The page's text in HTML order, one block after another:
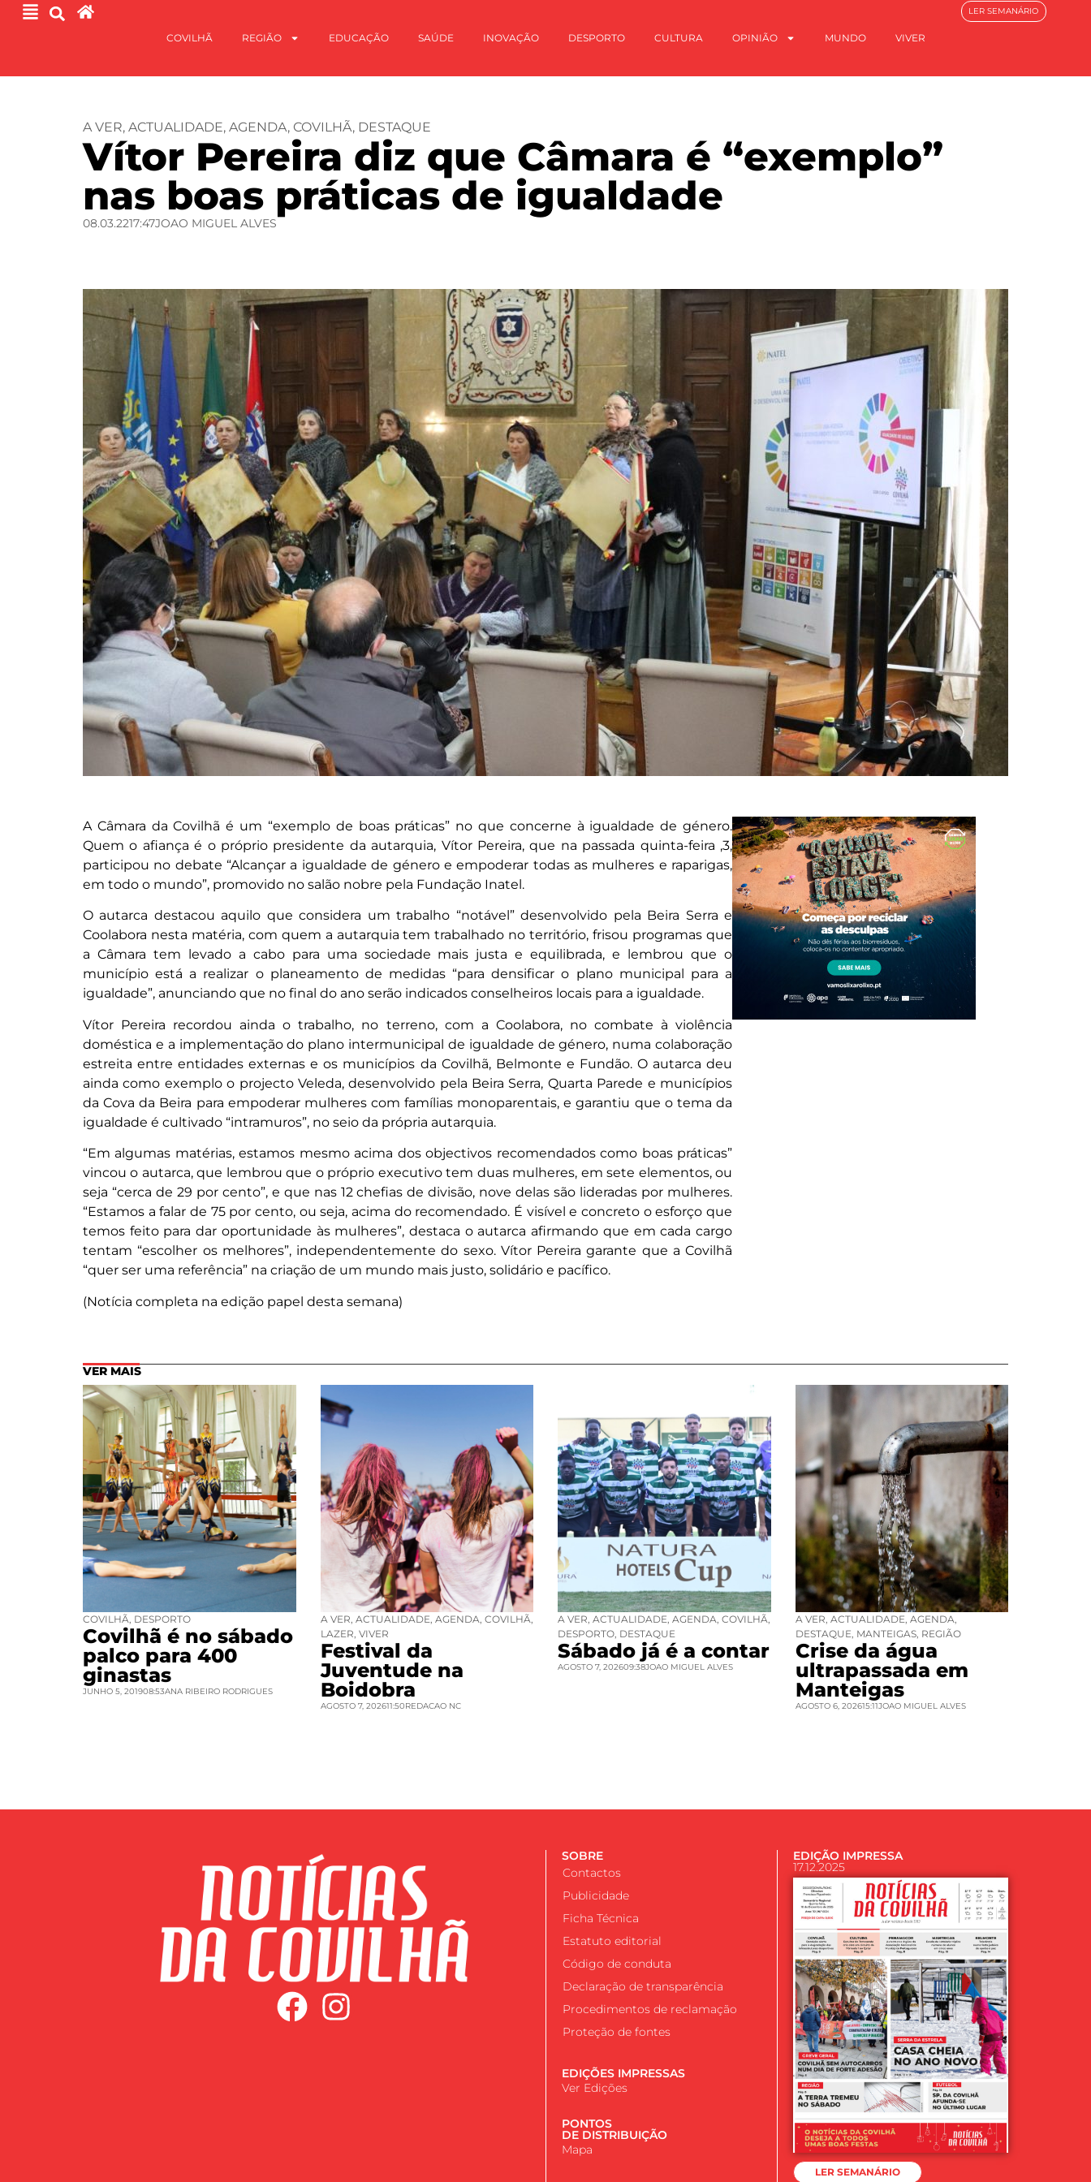
COVILHÃ REGIÃO EDUCAÇÃO SAÚDE INOVAÇÃO DESPORTO CULTURA OPINIÃO MUNDO VIVER
LER SEMANÁRIO
A VER, ACTUALIDADE, AGENDA, COVILHÃ, DESTAQUE
Vítor Pereira diz que Câmara é “exemplo”
nas boas práticas de igualdade
08.03.2217:47JOAO MIGUEL ALVES
A Câmara da Covilhã é um “exemplo de boas práticas” no que concerne à igualdade de género.
Quem o afiança é o próprio presidente da autarquia, Vítor Pereira, que na passada quinta-feira ,3,
participou no debate “Alcançar a igualdade de género e empoderar todas as mulheres e raparigas,
em todo o mundo”, promovido no salão nobre pela Fundação Inatel.
O autarca destacou aquilo que considera um trabalho “notável” desenvolvido pela Beira Serra e
Coolabora nesta matéria, com quem a autarquia tem trabalhado no território, frisou programas que
a Câmara tem levado a cabo para uma sociedade mais justa e equilibrada, e lembrou que o
município está a realizar o planeamento de medidas “para densificar o plano municipal para a
igualdade”, anunciando que no final do ano serão indicados conselheiros locais para a igualdade.
Vítor Pereira recordou ainda o trabalho, no terreno, com a Coolabora, no combate à violência
doméstica e a implementação do plano intermunicipal de igualdade de género, numa colaboração
estreita entre entidades externas e os municípios da Covilhã, Belmonte e Fundão. O autarca deu
ainda como exemplo o projecto Veleda, desenvolvido pela Beira Serra, Quarta Parede e municípios
da Cova da Beira para empoderar mulheres com famílias monoparentais, e garantiu que o tema da
igualdade é cultivado “intramuros”, no seio da própria autarquia.
“Em algumas matérias, estamos mesmo acima dos objectivos recomendados como boas práticas”
vincou o autarca, que lembrou que o próprio executivo tem duas mulheres, em sete elementos, ou
seja “cerca de 29 por cento”, e que nas 12 chefias de divisão, nove delas são lideradas por mulheres.
“Estamos a falar de 75 por cento, ou seja, acima do recomendado. É visível e concreto o esforço que
temos feito para dar oportunidade às mulheres”, destaca o autarca afirmando que em cada cargo
tentam “escolher os melhores”, independentemente do sexo. Vítor Pereira garante que a Covilhã
“quer ser uma referência” na criação de um mundo mais justo, solidário e pacífico.
(Notícia completa na edição papel desta semana)
VER MAIS
COVILHÃ DESPORTO
Covilhã é no sábado
palco para 400
ginastas
JUNHO 5, 201908:53ANA RIBEIRO RODRIGUES
A VER ACTUALIDADE AGENDA COVILHÃ
LAZER VIVER
Festival da
Juventude na
Boidobra
AGOSTO 7, 202611:50REDACAO NC
A VER ACTUALIDADE AGENDA COVILHÃ
DESPORTO DESTAQUE
Sábado já é a contar
AGOSTO 7, 202609:38JOAO MIGUEL ALVES
A VER ACTUALIDADE AGENDA
DESTAQUE MANTEIGAS, REGIÃO
Crise da água
ultrapassada em
Manteigas
AGOSTO 6, 202615:11JOAO MIGUEL ALVES
SOBRE
Contactos
Publicidade
Ficha Técnica
Estatuto editorial
Código de conduta
Declaração de transparência
Procedimentos de reclamação
Proteção de fontes
EDIÇÕES IMPRESSAS
Ver Edições
PONTOS
DE DISTRIBUIÇÃO
Mapa
EDIÇÃO IMPRESSA
17.12.2025
LER SEMANÁRIO